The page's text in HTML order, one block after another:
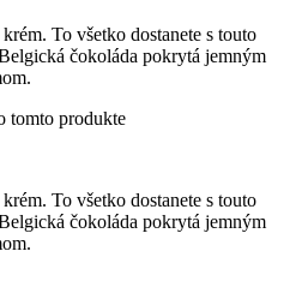
To všetko dostanete s touto
čokoláda pokrytá jemným
tomto produkte
To všetko dostanete s touto
čokoláda pokrytá jemným